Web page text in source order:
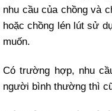
nhu cầu của chồng và
hoặc chồng lén lút sử
muốn.
Có trường hợp, nhu
người bình thường thì